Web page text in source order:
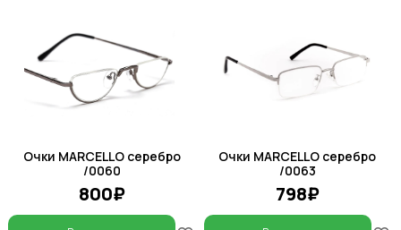
Очки MARCELLO серебро
/0060
800₽
Очки MARCELLO серебро
/0063
798₽